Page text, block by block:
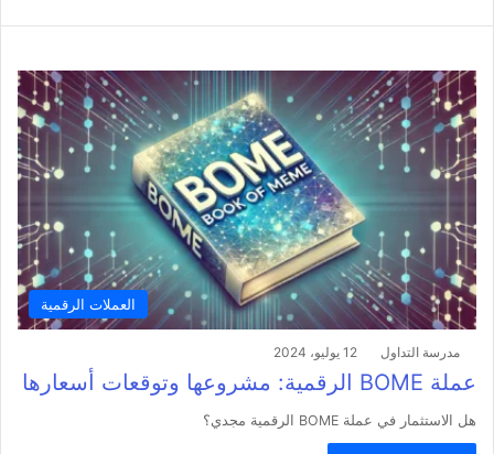
العملات الرقمية
مدرسة التداول 12 يوليو، 2024
عملة BOME الرقمية: مشروعها وتوقعات أسعارها
هل الاستثمار في عملة BOME الرقمية مجدي؟